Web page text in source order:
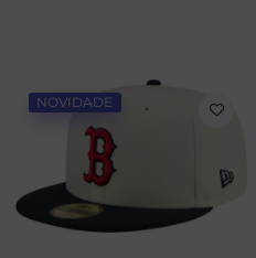
NOVIDADE